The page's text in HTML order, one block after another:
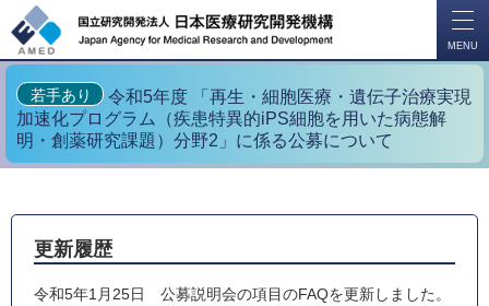
MENU
若手あり
令和5年度 「再生・細胞医療・遺伝子治療実現
加速化プログラム（疾患特異的iPS細胞を用いた病態解
明・創薬研究課題）分野2」に係る公募について
更新履歴
令和5年1月25日 公募説明会の項目のFAQを更新しました。